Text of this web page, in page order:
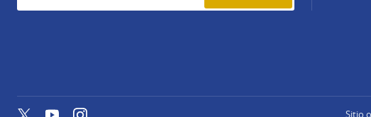
TwitterYouTubeInstagram Sitio